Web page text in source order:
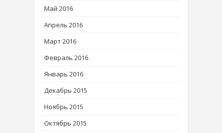
Май 2016
Апрель 2016
Март 2016
Февраль 2016
Январь 2016
Декабрь 2015
Ноябрь 2015
Октябрь 2015